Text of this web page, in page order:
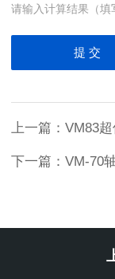
请输入计算结果（填
上一篇： VM83
下一篇： VM-70